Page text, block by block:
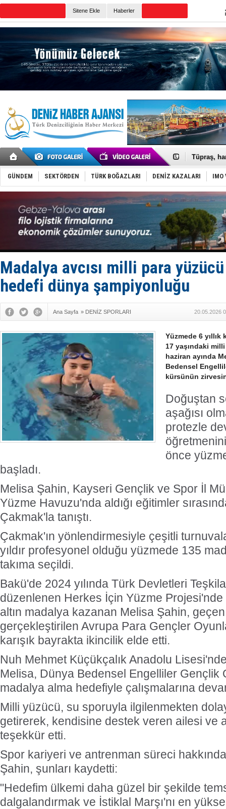
Sitene Ekle Haberler
Anadolu
Tüpraş,
İTU AUV,
LNG
PROYAD,
Türkiye-
Türk
Deniz
DÖDER,
Fairline,
Baltık
Runit
Türk
GÜNDEM SEKTÖRDEN TÜRK BOĞAZLARI DENİZ KAZALARI IMO
Madalya avcısı milli para
hedefi dünya şampiyonluğu
Ana Sayfa » DENİZ SPORLARI 20.05.2026
Yüzmede 6
17 yaşındaki
haziran ayında
Bedensel
kürsünün
Doğuştan
aşağısı
protezle
önce
başladı.
Melisa Şahin, Kayseri Gençlik ve Spor İl
Yüzme Havuzu'nda aldığı eğitimler
Çakmak'la tanıştı.
Çakmak'ın yönlendirmesiyle çeşitli
yıldır profesyonel olduğu yüzmede 135
takıma seçildi.
Bakü'de 2024 yılında Türk Devletleri
düzenlenen Herkes İçin Yüzme
altın madalya kazanan Melisa Şahin,
gerçekleştirilen Avrupa Para Gençler
karışık bayrakta ikincilik elde etti.
Nuh Mehmet Küçükçalık Anadolu
Melisa, Dünya Bedensel Engelliler Gençlik
madalya alma hedefiyle çalışmalarına
Milli yüzücü, su sporuyla ilgilenmekten
getirerek, kendisine destek veren ailesi ve
teşekkür etti.
Spor kariyeri ve antrenman süreci
Şahin, şunları kaydetti:
"Hedefim ülkemi daha güzel bir şekilde
dalgalandırmak ve İstiklal Marşı'nı en